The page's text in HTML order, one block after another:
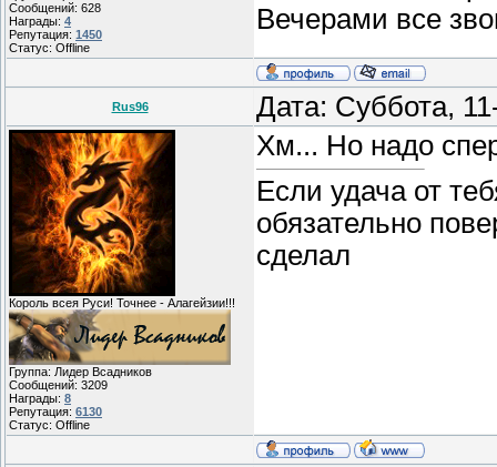
Сообщений: 628
Награды: 4
Репутация: 1450
Статус: Offline
Вечерами все
Rus96 Дата: Суббота,
Король всея Руси! Точнее - Алагейзии!!!
Группа: Лидер Всадников
Сообщений: 3209
Награды: 8
Репутация: 6130
Статус: Offline
Хм... Но надо
Если удача от
обязательно
сделал